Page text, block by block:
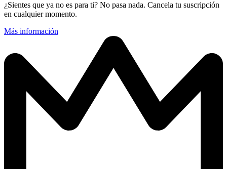
¿Sientes que ya no es para ti? No pasa nada. Cancela tu suscripción
en cualquier momento.
Más información